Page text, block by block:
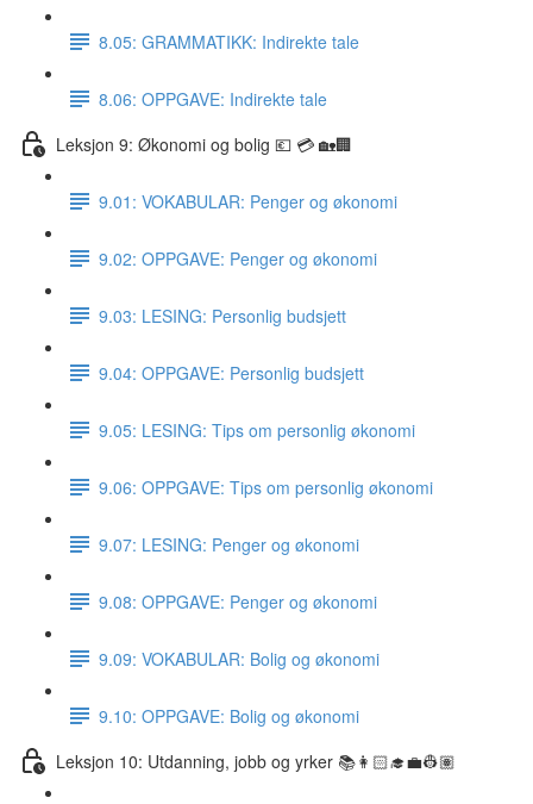
8.05: GRAMMATIKK: Indirekte tale
8.06: OPPGAVE: Indirekte tale
Leksjon 9: Økonomi og bolig 💶 💳 🏡🏢
9.01: VOKABULAR: Penger og økonomi
9.02: OPPGAVE: Penger og økonomi
9.03: LESING: Personlig budsjett
9.04: OPPGAVE: Personlig budsjett
9.05: LESING: Tips om personlig økonomi
9.06: OPPGAVE: Tips om personlig økonomi
9.07: LESING: Penger og økonomi
9.08: OPPGAVE: Penger og økonomi
9.09: VOKABULAR: Bolig og økonomi
9.10: OPPGAVE: Bolig og økonomi
Leksjon 10: Utdanning, jobb og yrker 📚👩🏻‍🎓💼👷🏽